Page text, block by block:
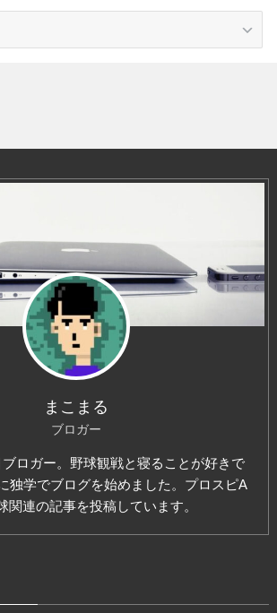
まこまる
ブロガー
ロガー。野球観戦と寝ることが好きで
独学でブログを始めました。プロスピA
関連の記事を投稿しています。